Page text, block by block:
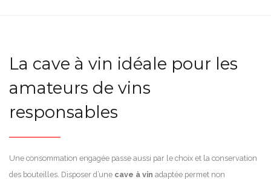
La cave à vin idéale pour les
amateurs de vins
responsables
Une consommation engagée passe aussi par le choix et la conservation
des bouteilles. Disposer d’une cave à vin adaptée permet non